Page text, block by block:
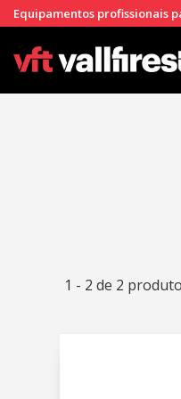
Equipamentos profissionais
1 - 2 de 2